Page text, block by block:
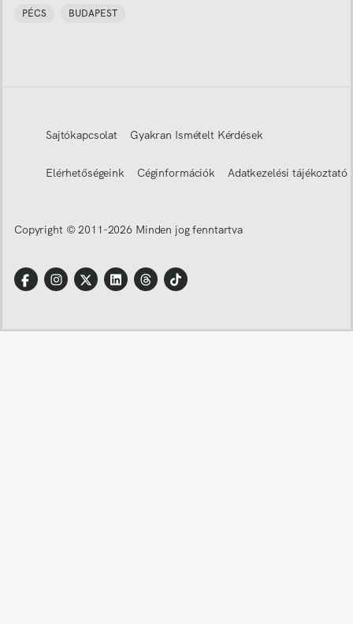
PÉCS BUDAPEST
Sajtókapcsolat Gyakran Ismételt Kérdések
Elérhetőségeink Céginformációk Adatkezelési tájékoztató
Copyright © 2011-2026 Minden jog fenntartva